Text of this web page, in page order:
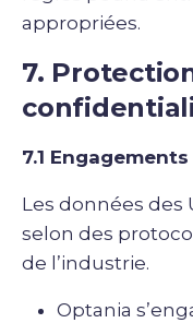
appropriées.
7.
7.1
Les données des
selon des
de l’industrie.
Optania